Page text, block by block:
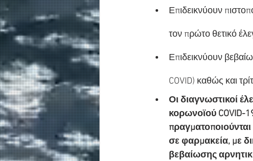
Επιδεικνύουν
τον πρώτο θετικό
Επιδεικνύουν
COVID) καθώς και
Οι διαγνωστικοί
κορωνοϊού COVID-
πραγματοποιούνται
σε φαρμακεία, με
βεβαίωσης